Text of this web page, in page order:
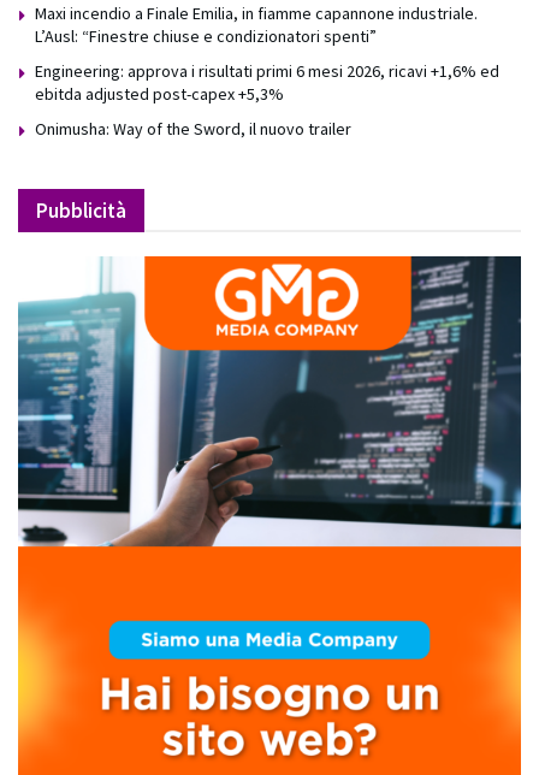
Maxi incendio a Finale Emilia, in fiamme capannone industriale.
L’Ausl: “Finestre chiuse e condizionatori spenti”
Engineering: approva i risultati primi 6 mesi 2026, ricavi +1,6% ed
ebitda adjusted post-capex +5,3%
Onimusha: Way of the Sword, il nuovo trailer
Pubblicità